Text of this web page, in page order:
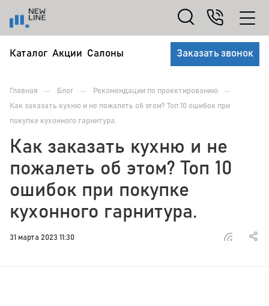
Каталог Акции Салоны Заказать звонок
Главная — Блог — Рекомендации по проектированию —
Как заказать кухню и не пожалеть об этом? Топ 10 ошибок при
покупке кухонного гарнитура.
Как заказать кухню и не
пожалеть об этом? Топ 10
ошибок при покупке
кухонного гарнитура.
31 марта 2023 11:30